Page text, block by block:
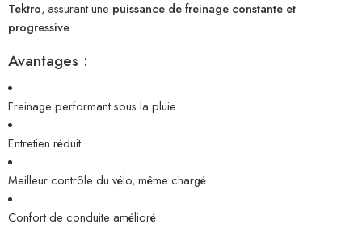
Tektro, assurant une puissance de freinage constante et
progressive.
Avantages :
Freinage performant sous la pluie.
Entretien réduit.
Meilleur contrôle du vélo, même chargé.
Confort de conduite amélioré.